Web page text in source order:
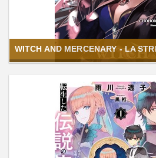
WITCH AND MERCENARY - LA